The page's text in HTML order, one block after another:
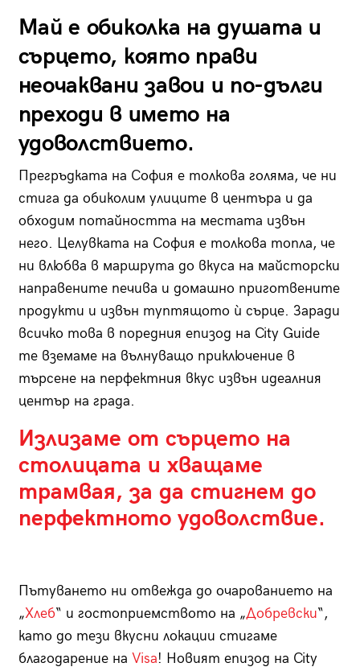
Май е обиколка на душата и
сърцето, която прави
неочаквани завои и по-дълги
преходи в името на
удоволствието.
Прегръдката на София е толкова голяма, че ни
стига да обиколим улиците в центъра и да
обходим потайността на местата извън
него. Целувката на София е толкова топла, че
ни влюбва в маршрута до вкуса на майсторски
направените печива и домашно приготвените
продукти и извън туптящото ѝ сърце. Заради
всичко това в поредния епизод на City Guide
те вземаме на вълнуващо приключение в
търсене на перфектния вкус извън идеалния
център на града.
Излизаме от сърцето на
столицата и хващаме
трамвая, за да стигнем до
перфектното удоволствие.
Пътуването ни отвежда до очарованието на
„Хлеб“ и гостоприемството на „Добревски“,
като до тези вкусни локации стигаме
благодарение на Visa! Новият епизод на City